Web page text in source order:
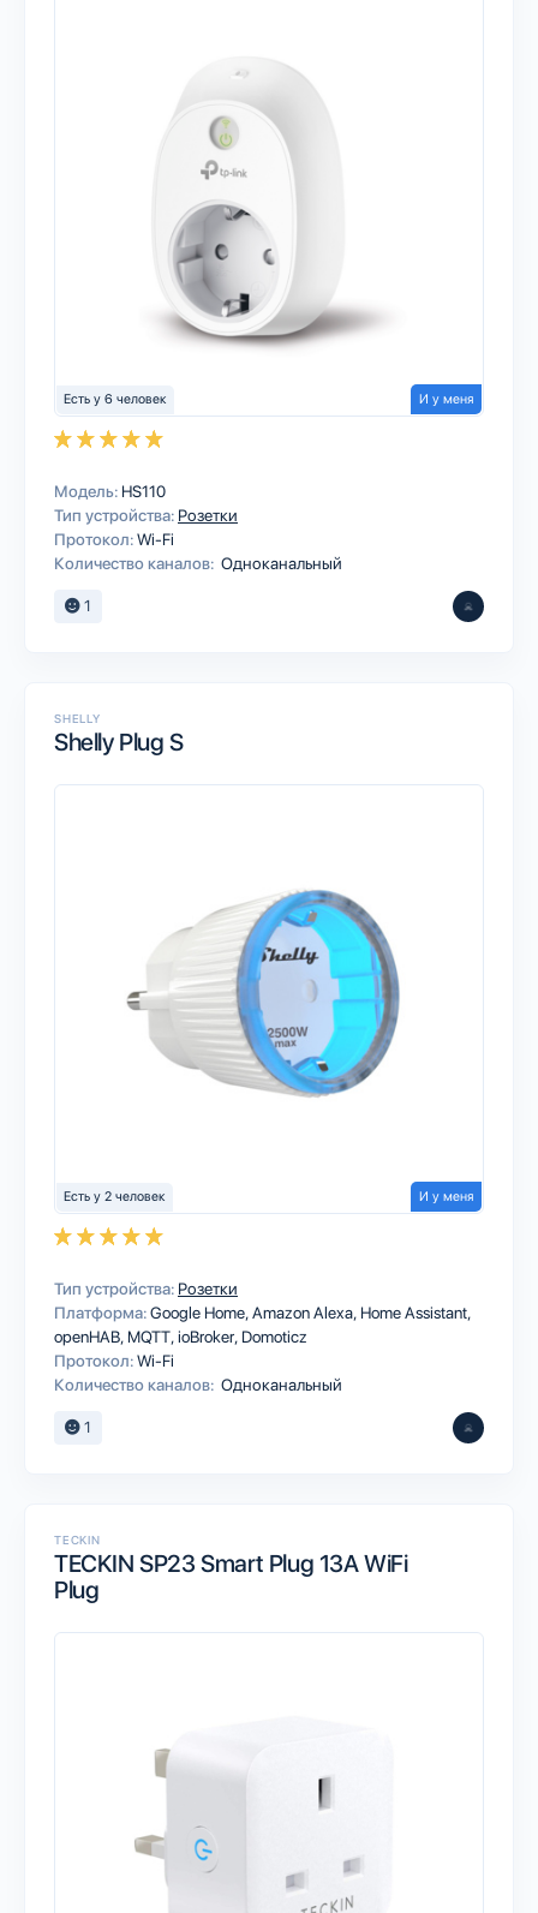
Есть у 6 человек И у меня
Модель: HS110
Тип устройства: Розетки
Протокол:Wi-Fi
Количество каналов: Одноканальный
1
SHELLY
Shelly Plug S
Есть у 2 человек И у меня
Тип устройства: Розетки
Платформа:Google HomeAmazon Alexa Home Assistant
openHAB MQTTioBroker Domoticz
Протокол:Wi-Fi
Количество каналов: Одноканальный
1
TECKIN
TECKIN SP23 Smart Plug 13A WiFi
Plug